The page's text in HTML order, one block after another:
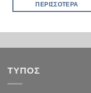
ΠΕΡΙΣΣΌΤΕΡΑ
ΤΥΠΟΣ